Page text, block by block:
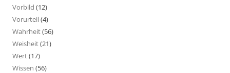
Vorbild (12)
Vorurteil(4)
Wahrheit(56)
Weisheit(21)
Wert(17)
Wissen (56)